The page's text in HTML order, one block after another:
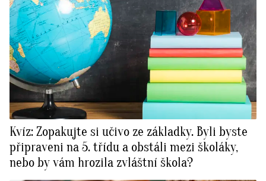
Kvíz: Zopakujte si učivo ze základky. Byli byste
připraveni na 5. třídu a obstáli mezi školáky,
nebo by vám hrozila zvláštní škola?